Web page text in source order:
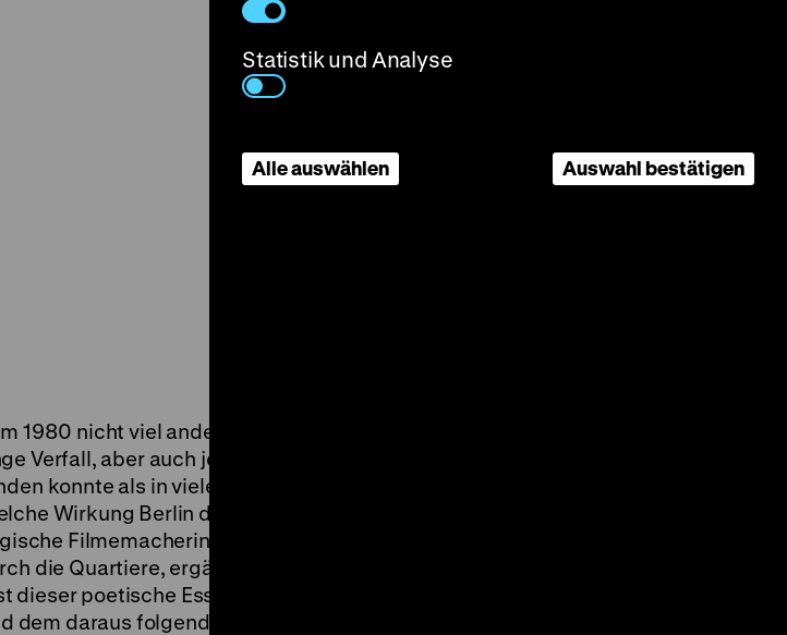
OmeU
1980 nicht viel anders aus als ihre
Verfall, aber auch jede Menge
konnte als in vielen anderen
Wirkung Berlin damals, zumal im
Filmemacherin Annik Leroy in
die Quartiere, ergänzt unter
poetische Essay auch ein
daraus folgenden Eindruck
Statistik und Analyse
Alle auswählen Auswahl bestätigen